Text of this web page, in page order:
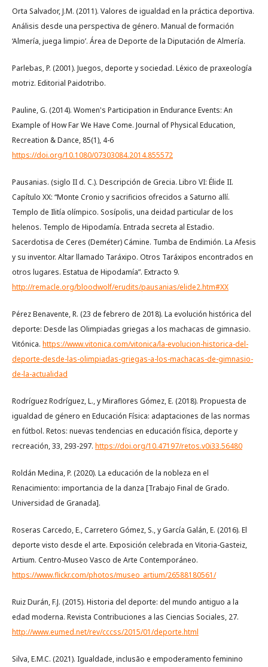
Orta Salvador, J.M. (2011). Valores de igualdad en la práctica deportiva.
Análisis desde una perspectiva de género. Manual de formación
‘Almería, juega limpio’. Área de Deporte de la Diputación de Almería.
Parlebas, P. (2001). Juegos, deporte y sociedad. Léxico de praxeología
motriz. Editorial Paidotribo.
Pauline, G. (2014). Women's Participation in Endurance Events: An
Example of How Far We Have Come. Journal of Physical Education,
Recreation & Dance, 85(1), 4-6
https://doi.org/10.1080/07303084.2014.855572
Pausanias. (siglo II d. C.). Descripción de Grecia. Libro VI: Élide II.
Capítulo XX: “Monte Cronio y sacrificios ofrecidos a Saturno allí.
Templo de Ilitía olímpico. Sosípolis, una deidad particular de los
helenos. Templo de Hipodamía. Entrada secreta al Estadio.
Sacerdotisa de Ceres (Deméter) Cámine. Tumba de Endimión. La Afesis
y su inventor. Altar llamado Taráxipo. Otros Taráxipos encontrados en
otros lugares. Estatua de Hipodamía”. Extracto 9.
http://remacle.org/bloodwolf/erudits/pausanias/elide2.htm#XX
Pérez Benavente, R. (23 de febrero de 2018). La evolución histórica del
deporte: Desde las Olimpiadas griegas a los machacas de gimnasio.
Vitónica. https://www.vitonica.com/vitonica/la-evolucion-historica-del-
deporte-desde-las-olimpiadas-griegas-a-los-machacas-de-gimnasio-
de-la-actualidad
Rodríguez Rodríguez, L., y Miraflores Gómez, E. (2018). Propuesta de
igualdad de género en Educación Física: adaptaciones de las normas
en fútbol. Retos: nuevas tendencias en educación física, deporte y
recreación, 33, 293-297. https://doi.org/10.47197/retos.v0i33.56480
Roldán Medina, P. (2020). La educación de la nobleza en el
Renacimiento: importancia de la danza [Trabajo Final de Grado.
Universidad de Granada].
Roseras Carcedo, E., Carretero Gómez, S., y García Galán, E. (2016). El
deporte visto desde el arte. Exposición celebrada en Vitoria-Gasteiz,
Artium. Centro-Museo Vasco de Arte Contemporáneo.
https://www.flickr.com/photos/museo_artium/26588180561/
Ruiz Durán, F.J. (2015). Historia del deporte: del mundo antiguo a la
edad moderna. Revista Contribuciones a las Ciencias Sociales, 27.
http://www.eumed.net/rev/cccss/2015/01/deporte.html
Silva, E.M.C. (2021). Igualdade, inclusão e empoderamento feminino